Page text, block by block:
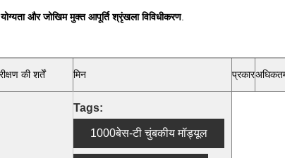
योग्यता और जोखिम मुक्त आपूर्ति श्रृंखला विविधीकरण.
की शर्तें मिन प्रकार
Tags:
1000बेस-टी चुंबकीय मॉड्यूल